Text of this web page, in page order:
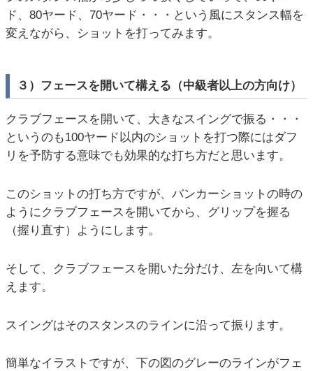
ド、80ヤード、70ヤード・・・という風にスタンス幅を
変えながら、ショットを打ってみます。
３）フェースを開いて構える（中級者以上の方向け）
クラブフェースを開いて、大きなスイングで振る・・・
というのも100ヤード以内のショットを打つ際にはダフ
リを予防する意味でも効果的な打ち方だと思います。
このショットの打ち方ですが、バンカーショットの時の
ようにクラブフェースを開いてから、グリップを握る
（握り直す）ようにします。
そして、クラブフェースを開いた分だけ、左を向いて構
えます。
スイングはそのスタンスのラインに沿って振ります。
簡単なイラストですが、下の図のグレーのラインがフェ